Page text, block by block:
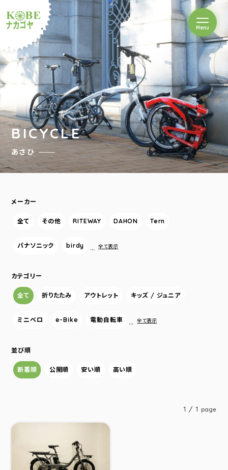
ルショップナカゴヤ
Menuを開閉
BICYCLE
あさひ
メーカー
全て その他 RITEWAY DAHON Tern
パナソニック birdy … 全て表示
カテゴリー
全て 折りたたみ アウトレット キッズ / ジュニア
ミニベロ e-Bike 電動自転車 … 全て表示
並び順
新着順 公開順 安い順 高い順
1 / 1 page